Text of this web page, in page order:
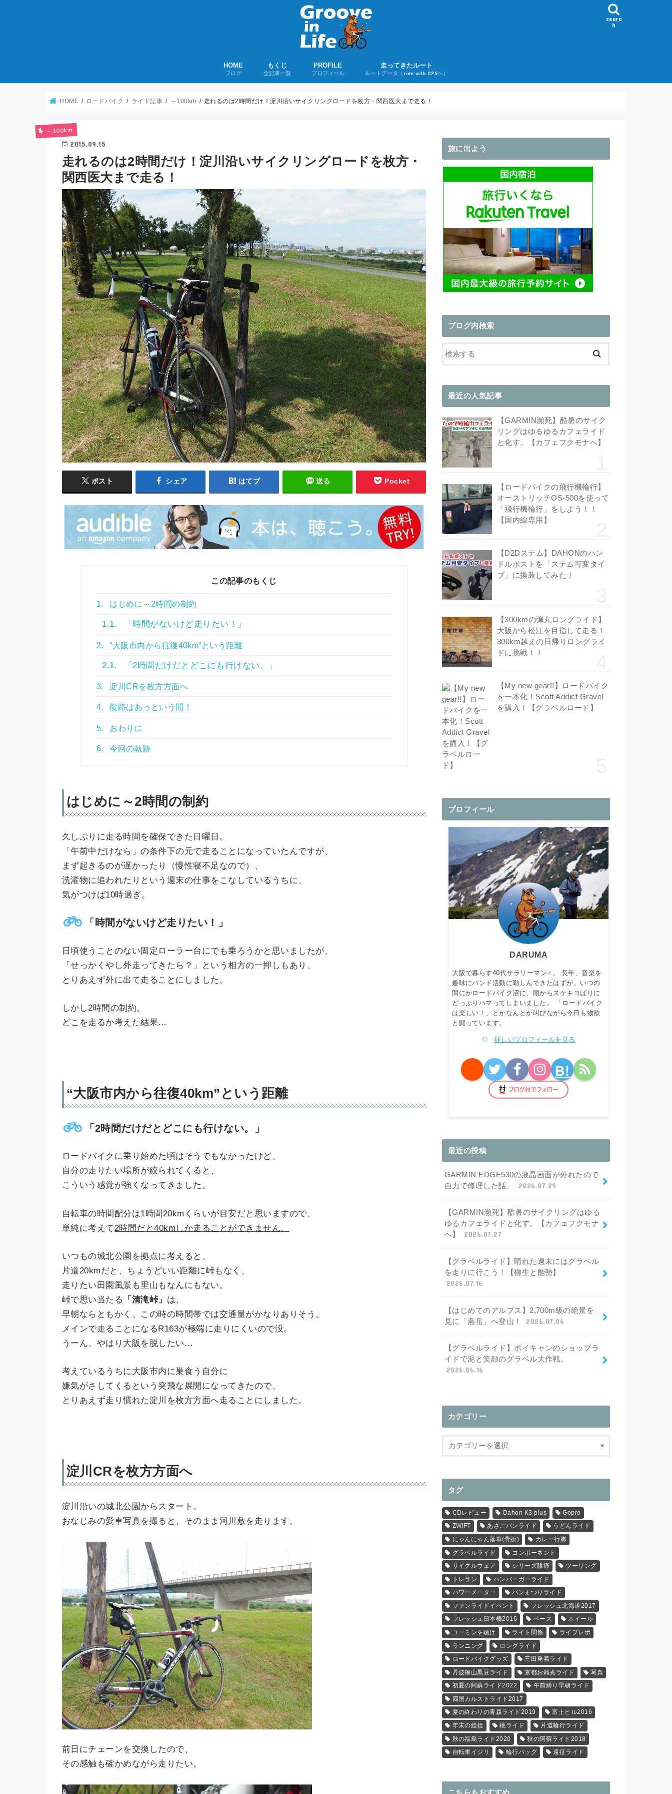
searc
h
HOME
ブログ
もくじ
全記事一覧
PROFILE
プロフィール
走ってきたルート
ルートデータ（ride with GPSへ）
HOME ロードバイク ライド記事 ～100km 走れるのは2時間だけ！淀川沿いサイクリングロードを枚方・関西医大まで走る！
～100km
2015.09.15
走れるのは2時間だけ！淀川沿いサイクリングロードを枚方・
関西医大まで走る！
ポスト シェア はてブ 送る Pocket
この記事のもくじ
1. はじめに～2時間の制約
1.1. 「時間がないけど走りたい！」
2. “大阪市内から往復40km”という距離
2.1. 「2時間だけだとどこにも行けない。」
3. 淀川CRを枚方方面へ
4. 復路はあっという間！
5. おわりに
6. 今回の軌跡
はじめに～2時間の制約
久しぶりに走る時間を確保できた日曜日。
「午前中だけなら」の条件下の元で走ることになっていたんですが、
まず起きるのが遅かったり（慢性寝不足なので）、
洗濯物に追われたりという週末の仕事をこなしているうちに、
気がつけば10時過ぎ。
「時間がないけど走りたい！」
日頃使うことのない固定ローラー台にでも乗ろうかと思いましたが、
「せっかくやし外走ってきたら？」という相方の一押しもあり、
とりあえず外に出て走ることにしました。
しかし2時間の制約。
どこを走るか考えた結果…
“大阪市内から往復40km”という距離
「2時間だけだとどこにも行けない。」
ロードバイクに乗り始めた頃はそうでもなかったけど、
自分の走りたい場所が絞られてくると、
こういう感覚が強くなってきました。
自転車の時間配分は1時間20kmくらいが目安だと思いますので、
単純に考えて 2時間だと40kmしか走ることができません。
いつもの城北公園を拠点に考えると、
片道20kmだと、ちょうどいい距離に峠もなく、
走りたい田園風景も里山もなんにもない。
峠で思い当たる
「清滝峠」 は、
早朝ならともかく、この時の時間帯では交通量がかなりありそう。
メインで走ることになるR163が極端に走りにくいので没。
うーん、やはり大阪を脱したい…
考えているうちに大阪市内に巣食う自分に
嫌気がさしてくるという突飛な展開になってきたので、
とりあえず走り慣れた淀川を枚方方面へ走ることにしました。
淀川CRを枚方方面へ
淀川沿いの城北公園からスタート。
おなじみの愛車写真を撮ると、そのまま河川敷を走ります。
前日にチェーンを交換したので、
その感触も確かめながら走りたい。
旅に出よう
ブログ内検索
最近の人気記事
【GARMIN瀕死】酷暑のサイク
リングはゆるゆるカフェライド
と化す。【カフェフクモナへ】
【ロードバイクの飛行機輪行】
オーストリッチOS-500を使って
「飛行機輪行」をしよう！！
【国内線専用】
【D2Dステム】DAHONのハン
ドルポストを「ステム可変タイ
プ」に換装してみた！
【300kmの弾丸ロングライド】
大阪から松江を目指して走る！
300km越えの日帰りロングライ
ドに挑戦！！
【My new gear!!】ロードバイク
を一本化！Scott Addict Gravel
を購入！【グラベルロード】
プロフィール
DARUMA
大阪で暮らす40代サラリーマン♂。 長年、音楽を
趣味にバンド活動に勤しんできたはずが、いつの
間にかロードバイク沼に、頭からスケキヨばりに
どっぷりハマってしまいました。 「ロードバイク
は楽しい！」とかなんとか叫びながら今日も物欲
と闘っています。
詳しいプロフィールを見る
B!
最近の投稿
GARMIN EDGE530の液晶画面が外れたので
自力で修理した話。
2026.07.29
【GARMIN瀕死】酷暑のサイクリングはゆる
ゆるカフェライドと化す。【カフェフクモナ
へ】
2026.07.27
【グラベルライド】晴れた週末にはグラベル
を走りに行こう！【柳生と能勢】
2026.07.16
【はじめてのアルプス】2,700m級の絶景を
見に「燕岳」へ登山！
2026.07.06
【グラベルライド】ポイキャンのショップラ
イドで泥と笑顔のグラベル大作戦。
2026.06.16
カテゴリー
タグ
CDレビュー Dahon K3 plus
Gopro
ZWIFT
あさごパンライド
うどんライド
にゃんにゃん落車(骨折)
カレー行脚
グラベルライド
コンポーネント
サイクルウェア
シリーズ膝痛
ツーリング
トレラン
ハンバーガーライド
パワーメーター
パンまつりライド
ファンライドイベント
フレッシュ北海道2017
フレッシュ日本橋2016
ベース
ホイール
ユーミンを聴け
ライト関係
ライブレポ
ランニング
ロングライド
ロードバイクグッズ
三田発着ライド
丹波篠山黒豆ライド
京都お雑煮ライド
写真
初夏の阿蘇ライド2022
午前縛り早朝ライド
四国カルストライド2017
夏の終わりの青森ライド2019
富士ヒル2016
年末の総括
桃ライド
片道輪行ライド
秋の福島ライド2020
秋の阿蘇ライド2018
自転車イジリ
輪行バッグ 遠征ライド